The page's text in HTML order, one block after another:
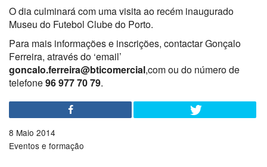
O dia culminará com uma visita ao recém inaugurado
Museu do Futebol Clube do Porto.
Para mais informações e inscrições, contactar Gonçalo
Ferreira, através do ‘email’
goncalo.ferreira@bticomercial,com ou do número de
telefone96 977 70 79.
8 Maio 2014
Eventos e formação